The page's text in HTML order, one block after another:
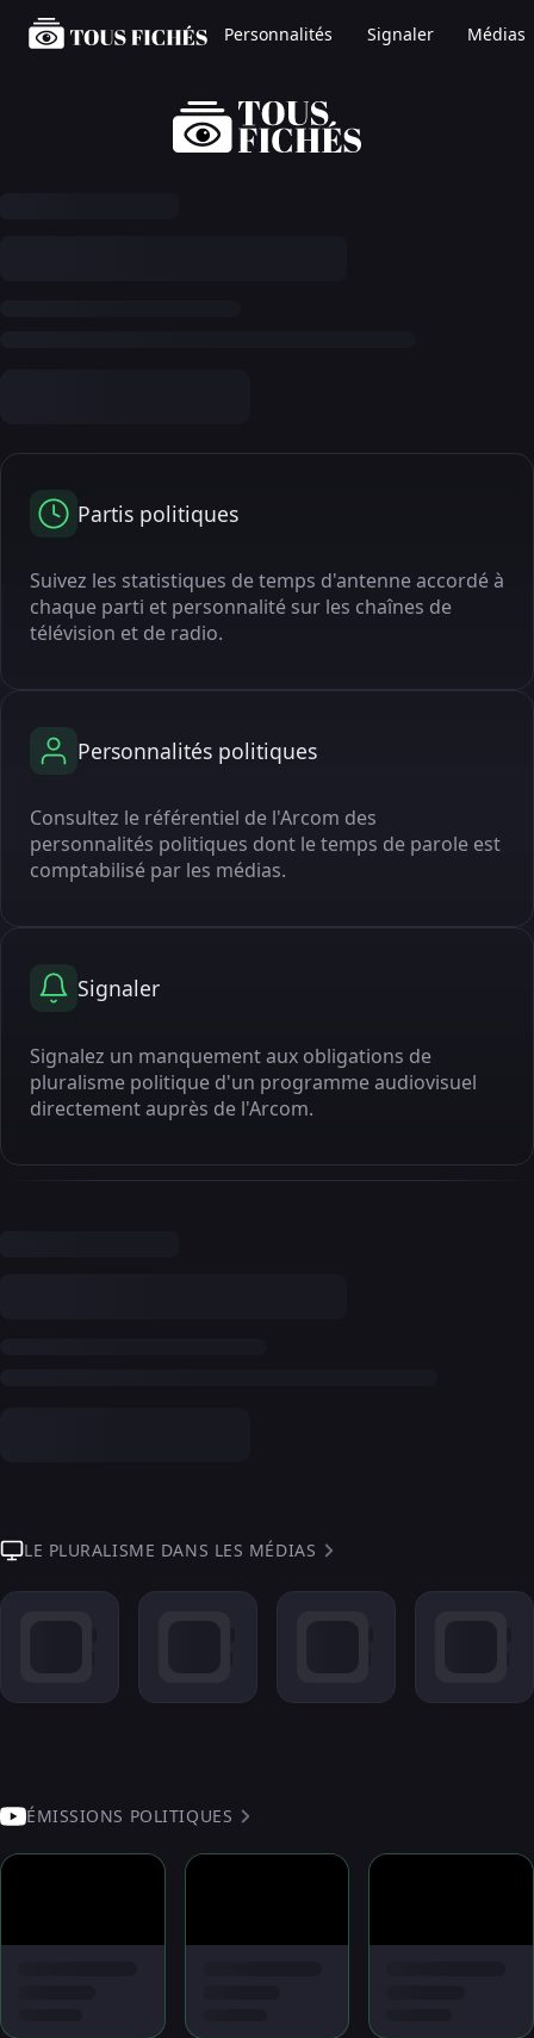
Personnalités Signaler Médias
Partis politiques
Suivez les statistiques de temps d'antenne accordé à
chaque parti et personnalité sur les chaînes de
télévision et de radio.
Personnalités politiques
Consultez le référentiel de l'Arcom des
personnalités politiques dont le temps de parole est
comptabilisé par les médias.
Signaler
Signalez un manquement aux obligations de
pluralisme politique d'un programme audiovisuel
directement auprès de l'Arcom.
LE PLURALISME DANS LES MÉDIAS
ÉMISSIONS POLITIQUES